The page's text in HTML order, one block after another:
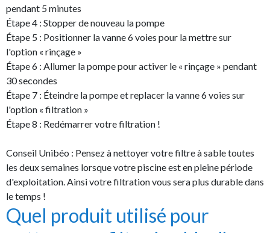
pendant 5 minutes
Étape 4 : Stopper de nouveau la pompe
Étape 5 : Positionner la vanne 6 voies pour la mettre sur
l'option « rinçage »
Étape 6 : Allumer la pompe pour activer le « rinçage » pendant
30 secondes
Étape 7 : Éteindre la pompe et replacer la vanne 6 voies sur
l'option « filtration »
Étape 8 : Redémarrer votre filtration !
Conseil Unibéo : Pensez à nettoyer votre filtre à sable toutes
les deux semaines lorsque votre piscine est en pleine période
d'exploitation. Ainsi votre filtration vous sera plus durable dans
le temps !
Quel produit utilisé pour